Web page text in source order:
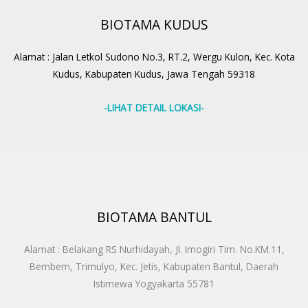
BIOTAMA KUDUS
Alamat : Jalan Letkol Sudono No.3, RT.2, Wergu Kulon, Kec. Kota
Kudus, Kabupaten Kudus, Jawa Tengah 59318
-LIHAT DETAIL LOKASI-
BIOTAMA BANTUL
Alamat : Belakang RS Nurhidayah, Jl. Imogiri Tim. No.KM.11,
Bembem, Trimulyo, Kec. Jetis, Kabupaten Bantul, Daerah
Istimewa Yogyakarta 55781